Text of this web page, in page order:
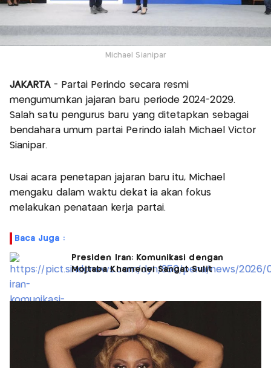
Michael Sianipar
JAKARTA - Partai Perindo secara resmi
mengumumkan jajaran baru periode 2024-2029.
Salah satu pengurus baru yang ditetapkan sebagai
bendahara umum partai Perindo ialah Michael Victor
Sianipar.
Usai acara penetapan jajaran baru itu, Michael
mengaku dalam waktu dekat ia akan fokus
melakukan penataan kerja partai.
Baca Juga :
Presiden Iran: Komunikasi dengan
Mojtaba Khamenei Sangat Sulit